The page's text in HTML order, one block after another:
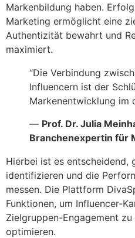
Markenbildung haben.
Marketing ermöglicht eine
Authentizität bewahrt und
maximiert.
“Die Verbindung
Influencern ist der
Markenentwicklung im
— Prof. Dr. Julia
Branchenexpertin für
Hierbei ist es entscheidend,
identifizieren und die
messen. Die Plattform
Funktionen, um Influencer-
Zielgruppen-Engagement zu
optimieren.